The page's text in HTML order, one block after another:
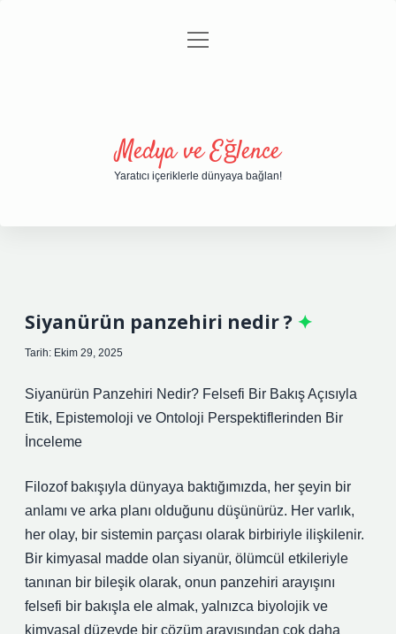
Gizlilik Politikası
menüyü
Medya ve Eğlence
Yaratıcı içeriklerle dünyaya bağlan!
Siyanürün panzehiri nedir ?
Tarih: Ekim 29, 2025
Siyanürün Panzehiri Nedir? Felsefi Bir Bakış Açısıyla
Etik, Epistemoloji ve Ontoloji Perspektiflerinden Bir
İnceleme
Filozof bakışıyla dünyaya baktığımızda, her şeyin bir
anlamı ve arka planı olduğunu düşünürüz. Her varlık,
her olay, bir sistemin parçası olarak birbiriyle ilişkilenir.
Bir kimyasal madde olan siyanür, ölümcül etkileriyle
tanınan bir bileşik olarak, onun panzehiri arayışını
felsefi bir bakışla ele almak, yalnızca biyolojik ve
kimyasal düzeyde bir çözüm arayışından çok daha